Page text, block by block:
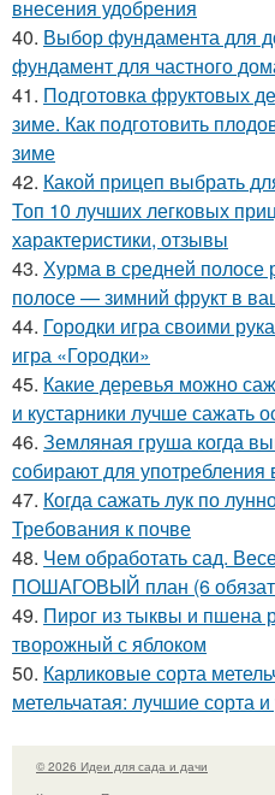
внесения удобрения
40. Выбор фундамента для
фундамент для частного
41. Подготовка фруктовых
зиме. Как подготовить
зиме
42. Какой прицеп выбрать
Топ 10 лучших легковых
характеристики, отзывы
43. Хурма в средней полосе
полосе — зимний фрукт в
44. Городки игра своими
игра «Городки»
45. Какие деревья можно
и кустарники лучше сажать
46. Земляная груша когда
собирают для употребления
47. Когда сажать лук по
Требования к почве
48. Чем обработать сад.
ПОШАГОВЫЙ план (6
49. Пирог из тыквы и пшена
творожный с яблоком
50. Карликовые сорта
метельчатая: лучшие сорта
© 2026 Идеи для сада и дачи